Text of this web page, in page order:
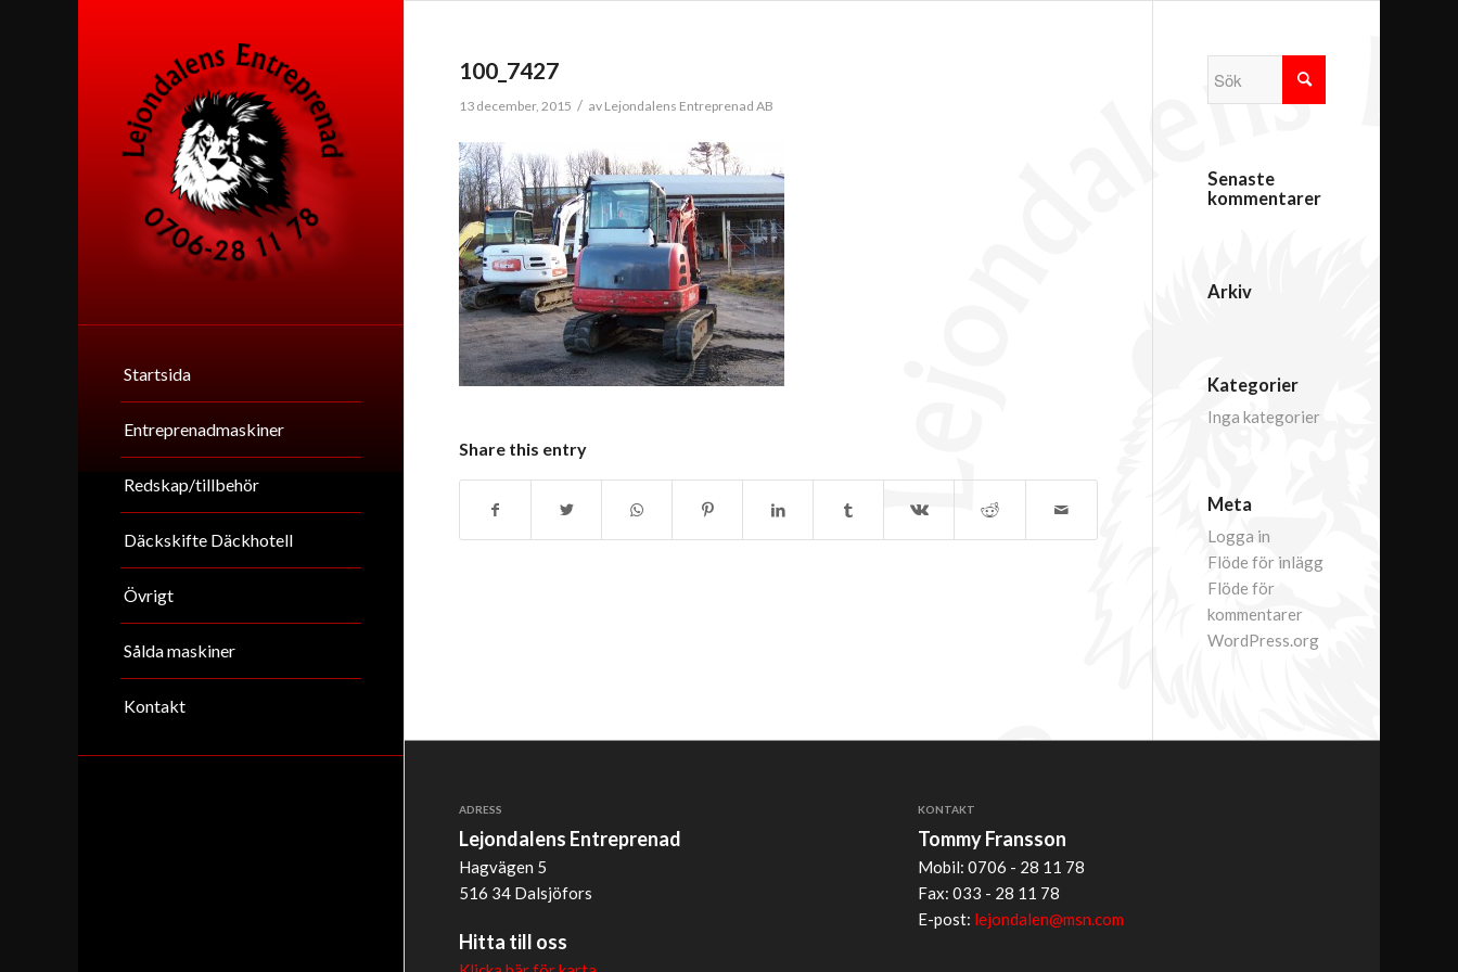
Startsida
Entreprenadmaskiner
Redskap/tillbehör
Däckskifte Däckhotell
Övrigt
Sålda maskiner
Kontakt
100_7427
13 december, 2015 / av Lejondalens Entreprenad AB
Share this entry
Senaste
kommentarer
Arkiv
Kategorier
Inga kategorier
Meta
Logga in
Flöde för inlägg
Flöde för
kommentarer
WordPress.org
ADRESS
Lejondalens Entreprenad
Hagvägen 5
516 34 Dalsjöfors
Hitta till oss
KONTAKT
Tommy Fransson
Mobil: 0706 - 28 11 78
Fax: 033 - 28 11 78
E-post: lejondalen@msn.com